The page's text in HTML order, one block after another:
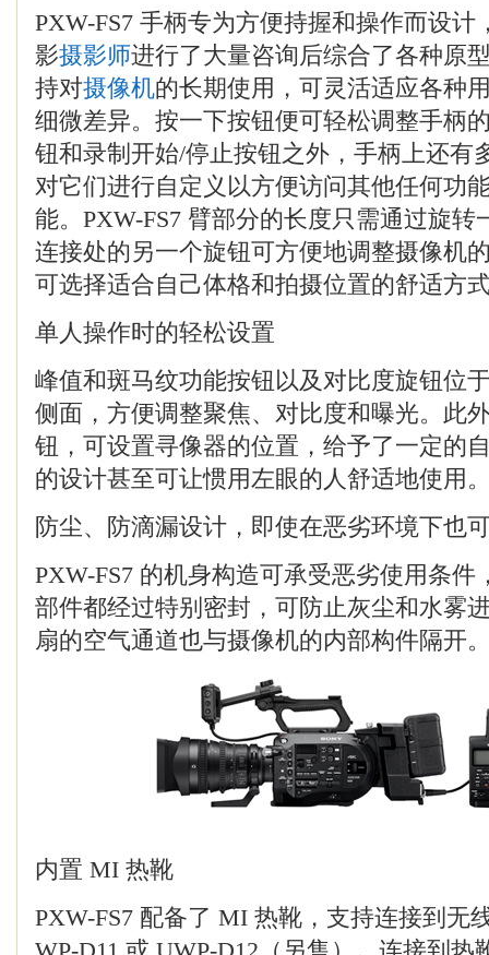
PXW-FS7 手柄专为方便持握和操作而设计
影摄影师进行了大量咨询后综合了各种原
持对摄像机的长期使用，可灵活适应各种
细微差异。按一下按钮便可轻松调整手柄
钮和录制开始/停止按钮之外，手柄上还有
对它们进行自定义以方便访问其他任何功
能。PXW-FS7 臂部分的长度只需通过旋转
连接处的另一个旋钮可方便地调整摄像机
可选择适合自己体格和拍摄位置的舒适方
单人操作时的轻松设置
峰值和斑马纹功能按钮以及对比度旋钮位
侧面，方便调整聚焦、对比度和曝光。此
钮，可设置寻像器的位置，给予了一定的
的设计甚至可让惯用左眼的人舒适地使用
防尘、防滴漏设计，即使在恶劣环境下也
PXW-FS7 的机身构造可承受恶劣使用条件
部件都经过特别密封，可防止灰尘和水雾
扇的空气通道也与摄像机的内部构件隔开
内置 MI 热靴
PXW-FS7 配备了 MI 热靴，支持连接到无